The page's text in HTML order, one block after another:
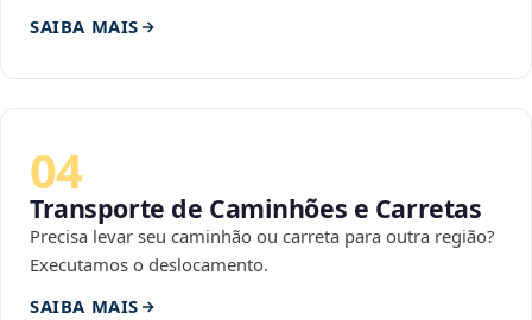
SAIBA MAIS
04
Transporte de Caminhões e Carretas
Precisa levar seu caminhão ou carreta para outra região?
Executamos o deslocamento.
SAIBA MAIS